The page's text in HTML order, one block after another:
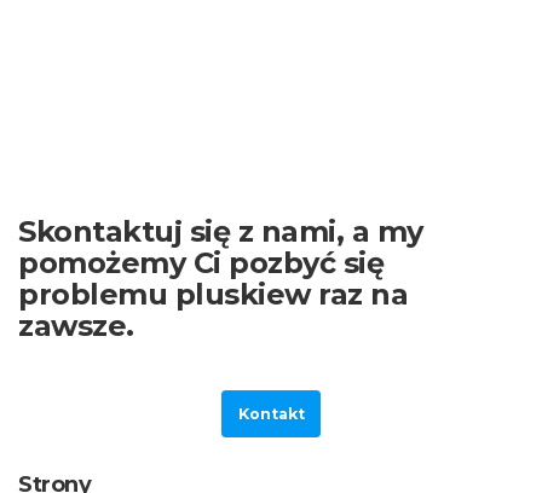
Skontaktuj się z nami, a my
pomożemy Ci pozbyć się
problemu pluskiew raz na
zawsze.
Kontakt
Strony